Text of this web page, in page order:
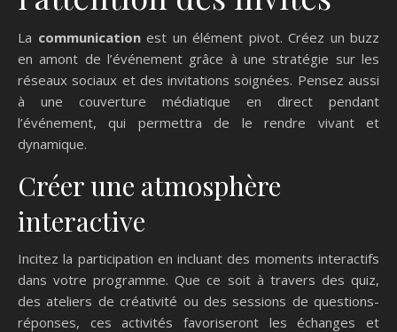
La communicationest un élément pivot. Créez un buzz
en amont de l’événement grâce à une stratégie sur les
réseaux sociaux et des invitations soignées. Pensez aussi
à une couverture médiatique en direct pendant
l’événement, qui permettra de le rendre vivant et
dynamique.
Créer une atmosphère
interactive
Incitez la participation en incluant des moments interactifs
dans votre programme. Que ce soit à travers des quiz,
des ateliers de créativité ou des sessions de questions-
réponses, ces activités favoriseront les échanges et